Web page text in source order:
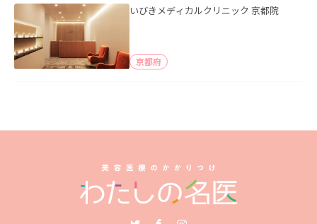
いびきメディカルクリニック 京都院
京都府